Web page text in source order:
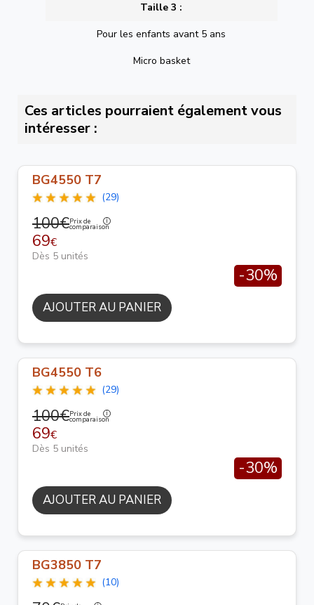
Taille 3 :
Pour les enfants avant 5 ans
Micro basket
Ces articles pourraient également vous
intéresser :
BG4550 T7
(29)
100€Prix de
comparaison
69€
Dès 5 unités
-30%
AJOUTER AU PANIER
BG4550 T6
(29)
100€Prix de
comparaison
69€
Dès 5 unités
-30%
AJOUTER AU PANIER
BG3850 T7
(10)